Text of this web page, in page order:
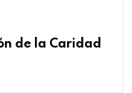
de la Caridad